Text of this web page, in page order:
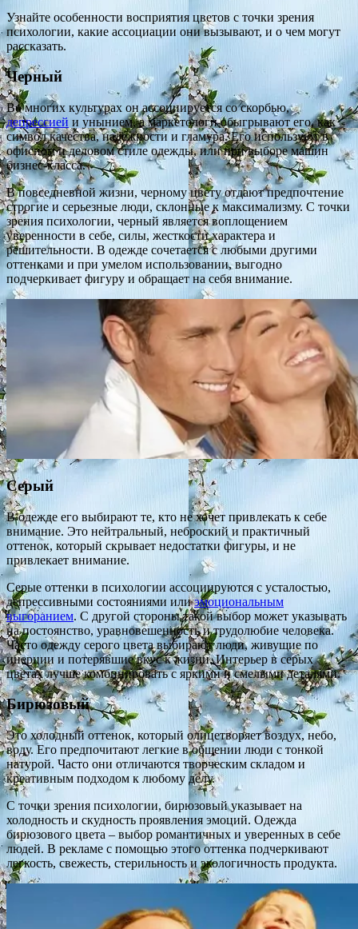
Узнайте особенности восприятия цветов с точки зрения
психологии, какие ассоциации они вызывают, и о чем могут
рассказать.
Черный
Во многих культурах он ассоциируется со скорбью,
депрессией и унынием, а маркетологи обыгрывают его, как
символ качества, надежности и гламура. Его используют в
офисном и деловом стиле одежды, или при выборе машин
бизнес-класса.
В повседневной жизни, черному цвету отдают предпочтение
строгие и серьезные люди, склонные к максимализму. С точки
зрения психологии, черный является воплощением
уверенности в себе, силы, жесткости характера и
решительности. В одежде сочетается с любыми другими
оттенками и при умелом использовании, выгодно
подчеркивает фигуру и обращает на себя внимание.
Серый
В одежде его выбирают те, кто не хочет привлекать к себе
внимание. Это нейтральный, неброский и практичный
оттенок, который скрывает недостатки фигуры, и не
привлекает внимание.
Серые оттенки в психологии ассоциируются с усталостью,
депрессивными состояниями илиэмоциональным
выгоранием. С другой стороны такой выбор может указывать
на постоянство, уравновешенность и трудолюбие человека.
Часто одежду серого цвета выбирают люди, живущие по
инерции и потерявшие вкус к жизни. Интерьер в серых
цветах лучше комбинировать с яркими и смелыми деталями.
Бирюзовый
Это холодный оттенок, который олицетворяет воздух, небо,
воду. Его предпочитают легкие в общении люди с тонкой
натурой. Часто они отличаются творческим складом и
креативным подходом к любому делу.
С точки зрения психологии, бирюзовый указывает на
холодность и скудность проявления эмоций. Одежда
бирюзового цвета – выбор романтичных и уверенных в себе
людей. В рекламе с помощью этого оттенка подчеркивают
легкость, свежесть, стерильность и экологичность продукта.